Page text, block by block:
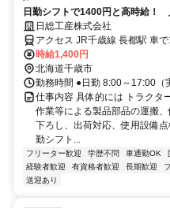
日勤シフトで1400円と高時給！
日総工産株式会社
アクセス JR千歳線 長都駅 車
時給1,400円
北海道千歳市
勤務時間 ●日勤 8:00～17:00（
仕事内容 具体的には トラクタ
作業等による製品部品の運搬
下ろし、出荷対応、使用設備
勤シフト...
フリーター歓迎 学歴不問 車通勤OK
経験者歓迎
有資格者歓迎 長期歓迎
送迎あり